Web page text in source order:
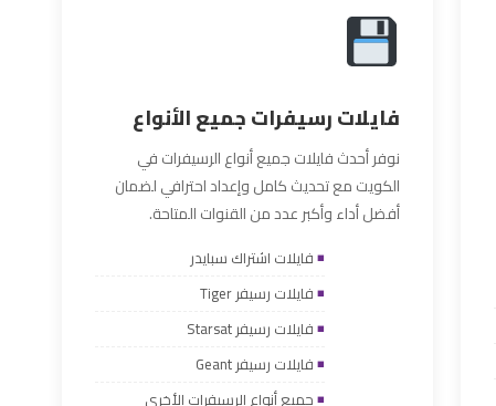
فايلات رسيفرات جميع الأنواع
نوفر أحدث فايلات جميع أنواع الرسيفرات في
الكويت مع تحديث كامل وإعداد احترافي لضمان
أفضل أداء وأكبر عدد من القنوات المتاحة.
فايلات اشتراك سبايدر
فايلات رسيفر Tiger
فايلات رسيفر Starsat
فايلات رسيفر Geant
جميع أنواع الرسيفرات الأخرى